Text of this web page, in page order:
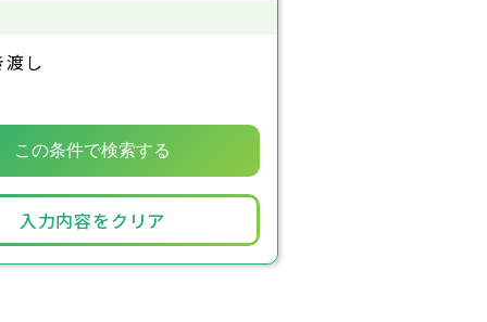
し
入力内容をクリア